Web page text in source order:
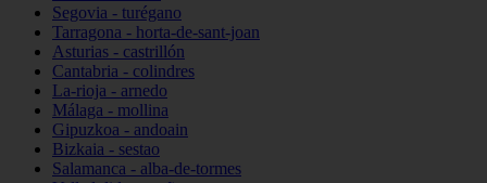
Segovia - turégano
Tarragona - horta-de-sant-joan
Asturias - castrillón
Cantabria - colindres
La-rioja - arnedo
Málaga - mollina
Gipuzkoa - andoain
Bizkaia - sestao
Salamanca - alba-de-tormes